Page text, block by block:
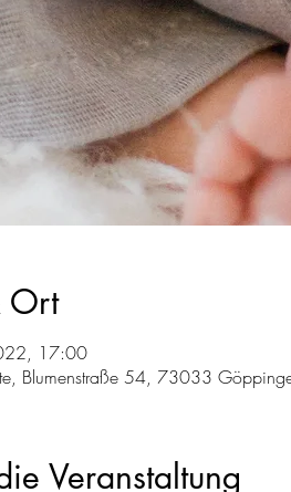
Ort
17:00
Blumenstraße 54, 73033
Veranstaltung